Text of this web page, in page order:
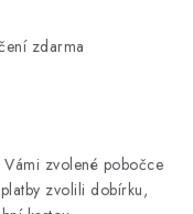
zdarma
Vámi zvolené pobočce
zvolili dobírku,